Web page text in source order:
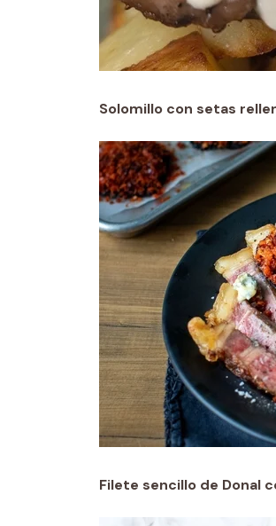
Solomillo con setas
Filete sencillo de Donal